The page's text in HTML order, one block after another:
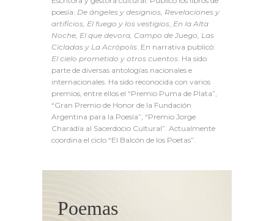
poesía: De ángeles y designios, Revelaciones y
artificios, El fuego y los vestigios, En la Alta
Noche, El que devora, Campo de Juego, Las
Cícladas y La Acrópolis. En narrativa publicó:
El cielo prometido y otros cuentos. Ha sido
parte de diversas antologías nacionales e
internacionales. Ha sido reconocida con varios
premios, entre ellos el “Premio Puma de Plata”,
“Gran Premio de Honor de la Fundación
Argentina para la Poesía”, “Premio Jorge
Charadía al Sacerdocio Cultural”. Actualmente
coordina el ciclo “El Balcón de los Poetas”.
Poemas